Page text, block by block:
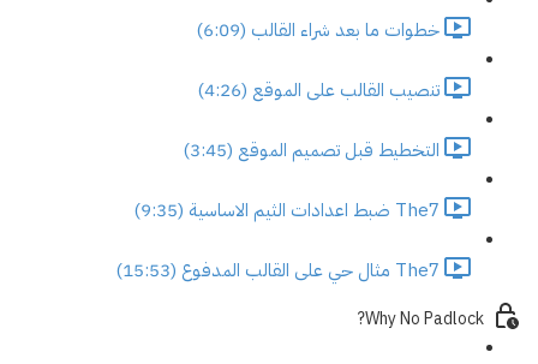
خطوات ما بعد شراء القالب (6:09)
تنصيب القالب على الموقع (4:26)
التخطيط قبل تصميم الموقع (3:45)
The7 ضبط اعدادات الثيم الاساسية (9:35)
The7 مثال حي على القالب المدفوع (15:53)
Why No Padlock?